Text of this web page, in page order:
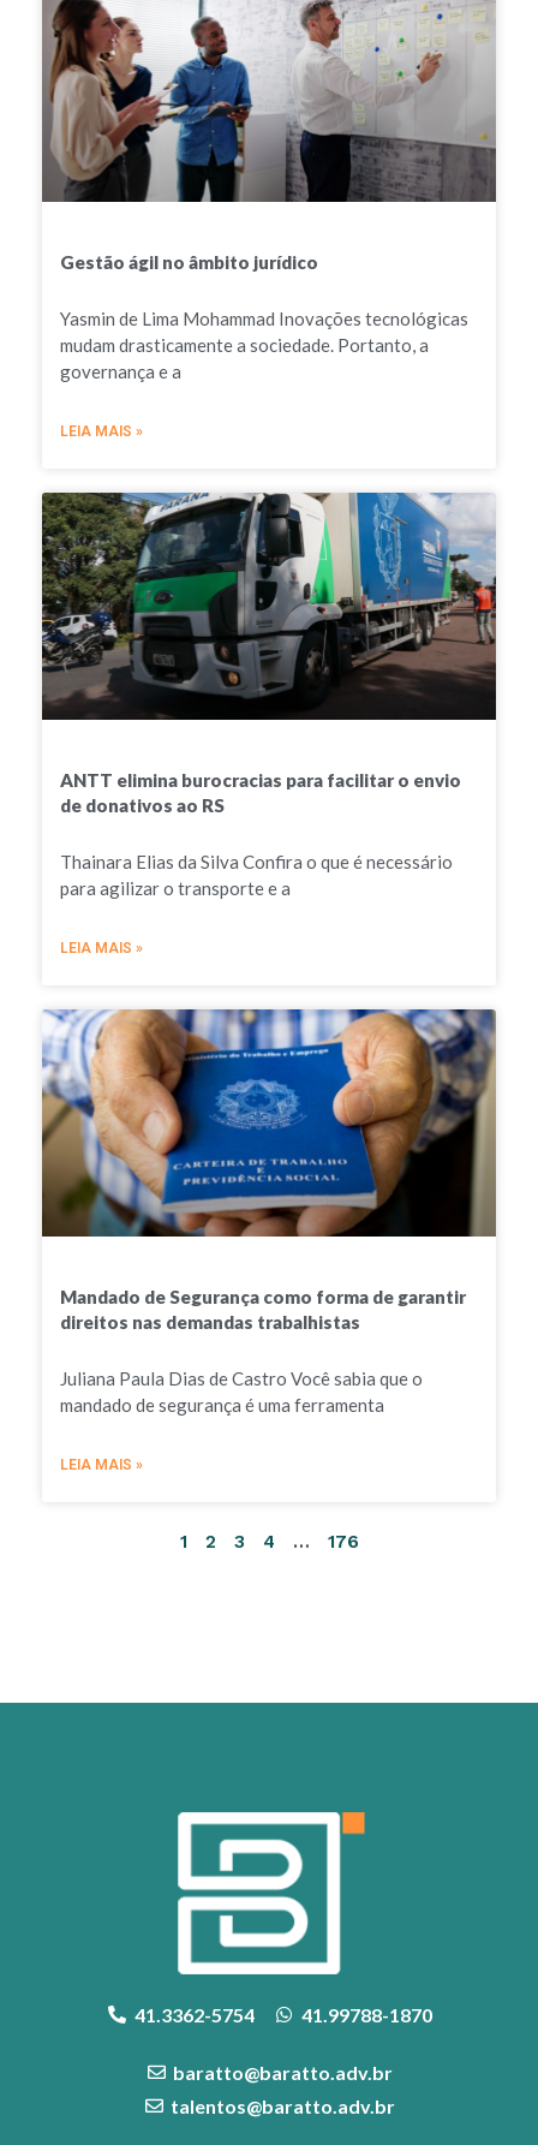
Gestão ágil no âmbito jurídico
Yasmin de Lima Mohammad Inovações tecnológicas
mudam drasticamente a sociedade. Portanto, a
governança e a
LEIA MAIS »
ANTT elimina burocracias para facilitar o envio
de donativos ao RS
Thainara Elias da Silva Confira o que é necessário
para agilizar o transporte e a
LEIA MAIS »
Mandado de Segurança como forma de garantir
direitos nas demandas trabalhistas
Juliana Paula Dias de Castro Você sabia que o
mandado de segurança é uma ferramenta
LEIA MAIS »
1 2 3 4 … 176
41.3362-5754 41.99788-1870
baratto@baratto.adv.br
talentos@baratto.adv.br